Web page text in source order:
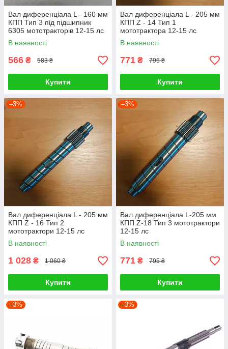
Вал диференціала L - 160 мм
КПП Тип 3 під підшипник
6305 мототракторів 12-15 лс
В наявності
566 ₴ 583 ₴
Купити
Вал диференціала L - 205 мм
КПП Z - 14 Тип 1
мототрактора 12-15 лс
В наявності
771 ₴ 795 ₴
Купити
–3%
Вал диференціала L - 205 мм
КПП Z - 16 Тип 2
мототрактори 12-15 лс
В наявності
1 028 ₴ 1 060 ₴
Купити
–3%
Вал диференціала L-205 мм
КПП Z-18 Тип 3 мототрактори
12-15 лс
В наявності
771 ₴ 795 ₴
Купити
–3% –3%